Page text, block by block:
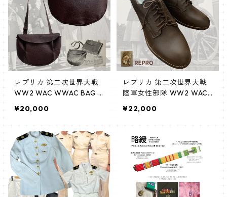
レプリカ 第二次世界大戦
WW2 WAC WWAC BAG B
ッグ,ショルダー 陸軍女性
服 usarmy historical ヒス
トリカル
¥20,000
レプリカ 第二次世界大戦
陸軍女性部隊 WW2 WAC
ューズ レースアップ
¥22,000